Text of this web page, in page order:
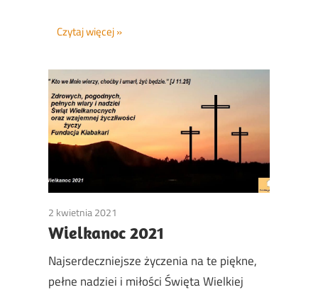
Czytaj więcej
2 kwietnia 2021
Wielkanoc 2021
Najserdeczniejsze życzenia na te piękne,
pełne nadziei i miłości Święta Wielkiej